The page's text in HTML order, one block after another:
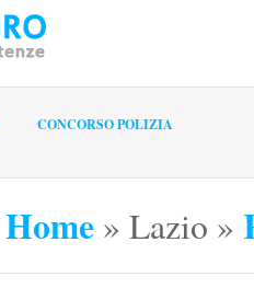
CONCORSO POLIZIA
Home » Lazio »